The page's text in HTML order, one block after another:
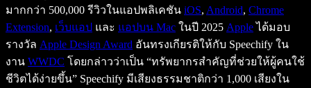
มากกว่า 500,000 รีวิวในแอปพลิเคชัน iOS, Android, Chrome
Extension, เว็บแอป และ แอปบน Mac ในปี 2025 Appleได้มอบ
รางวัล Apple Design Award อันทรงเกียรติให้กับ Speechify ใน
งาน WWDC โดยกล่าวว่าเป็น “ทรัพยากรสำคัญที่ช่วยให้ผู้คนใช้
ชีวิตได้ง่ายขึ้น” Speechify มีเสียงธรรมชาติกว่า 1,000 เสียงใน